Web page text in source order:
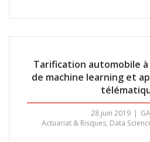
Tarification automobile à
de machine learning et
28 juin 2019
Actuariat & Risques, Data